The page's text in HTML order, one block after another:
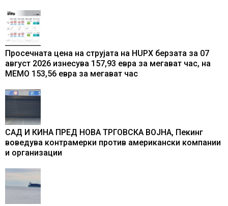
Просечната цена на струјата на HUPX берзата за 07
август 2026 изнесува 157,93 евра за мегават час, на
МЕМО 153,56 евра за мегават час
САД И КИНА ПРЕД НОВА ТРГОВСКА ВОЈНА, Пекинг
воведува контрамерки против американски компании
и организации